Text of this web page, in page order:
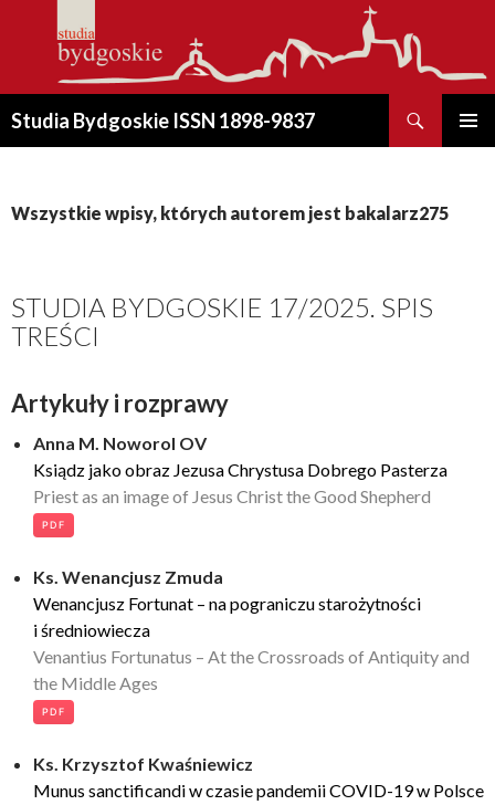
Studia Bydgoskie ISSN 1898-9837
Wszystkie wpisy, których autorem jest bakalarz275
STUDIA BYDGOSKIE 17/2025. SPIS
TREŚCI
Artykuły i rozprawy
Anna M. Noworol OV
Ksiądz jako obraz Jezusa Chrystusa Dobrego Pasterza
Priest as an image of Jesus Christ the Good Shepherd
PDF
Ks. Wenancjusz Zmuda
Wenancjusz Fortunat – na pograniczu starożytności
i średniowiecza
Venantius Fortunatus – At the Crossroads of Antiquity and
the Middle Ages
PDF
Ks. Krzysztof Kwaśniewicz
Munus sanctificandi w czasie pandemii COVID-19 w Polsce